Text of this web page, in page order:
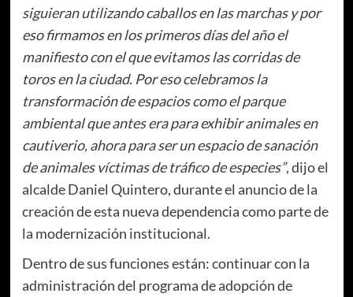
siguieran utilizando caballos en las marchas y por
eso firmamos en los primeros días del año el
manifiesto con el que evitamos las corridas de
toros en la ciudad. Por eso celebramos la
transformación de espacios como el parque
ambiental que antes era para exhibir animales en
cautiverio, ahora para ser un espacio de sanación
de animales víctimas de tráfico de especies”, dijo el
alcalde Daniel Quintero, durante el anuncio de la
creación de esta nueva dependencia como parte de
la modernización institucional.
Dentro de sus funciones están: continuar con la
administración del programa de adopción de